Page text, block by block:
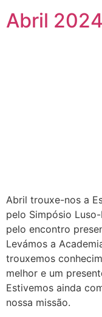
Abril 2024
Abril trouxe-nos a
pelo Simpósio
pelo encontro
Levámos a
trouxemos
melhor e um
Estivemos ainda
nossa missão.